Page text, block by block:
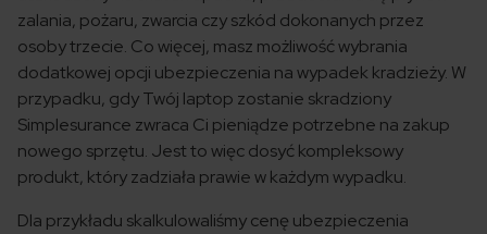
zalania, pożaru, zwarcia czy szkód dokonanych przez
osoby trzecie. Co więcej, masz możliwość wybrania
dodatkowej opcji ubezpieczenia na wypadek kradzieży. W
przypadku, gdy Twój laptop zostanie skradziony
Simplesurance zwraca Ci pieniądze potrzebne na zakup
nowego sprzętu. Jest to więc dosyć kompleksowy
produkt, który zadziała prawie w każdym wypadku.
Dla przykładu skalkulowaliśmy cenę ubezpieczenia